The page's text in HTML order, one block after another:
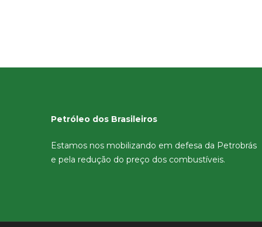
Petróleo dos Brasileiros
Estamos nos mobilizando em defesa da Petrobrás
e pela redução do preço dos combustíveis.